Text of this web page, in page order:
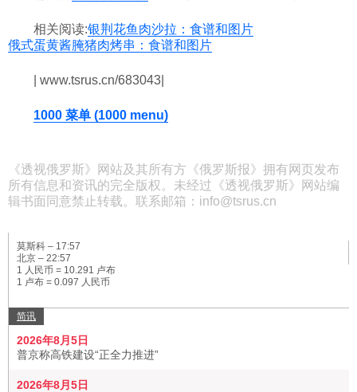
相关阅读:银荆花鱼肉沙拉：食谱和图片
俄式蛋黄酱腌猪肉烤串：食谱和图片
| www.tsrus.cn/683043|
1000 菜单 (1000 menu)
《透视俄罗斯》网站及其所有方《俄罗斯报》拥有网页发布
所有信息和资讯的完全版权。未经过《透视俄罗斯》网站编
辑书面同意禁止转载。联系邮箱：info@tsrus.cn
莫斯科 – 17:57
北京 – 22:57
1 人民币 = 10.291 卢布
1 卢布 = 0.097 人民币
简讯
2026年8月5日
普京称高铁建设“正全力推进”
2026年8月5日